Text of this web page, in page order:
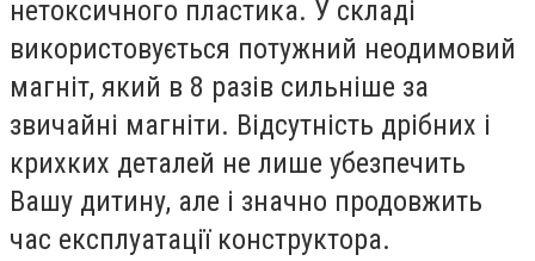
нетоксичного пластика. У складі
використовується потужний неодимовий
магніт, який в 8 разів сильніше за
звичайні магніти. Відсутність дрібних і
крихких деталей не лише убезпечить
Вашу дитину, але і значно продовжить
час експлуатації конструктора.